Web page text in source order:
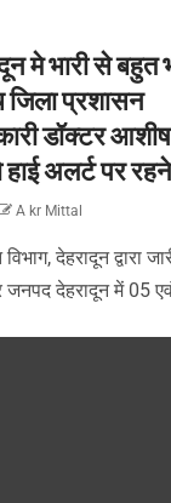
मे भारी से बहुत
जिला प्रशासन
डॉक्टर
हाई अलर्ट पर
A kr Mittal
देहरादून द्वारा
जनपद देहरादून में 05